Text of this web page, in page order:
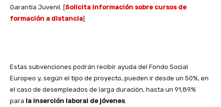
Garantía Juvenil. [Solicita información sobre cursos de
formación a distancia]
Estas subvenciones podrán recibir ayuda del Fondo Social
Europeo y, según el tipo de proyecto, pueden ir desde un 50%, en
el caso de desempleados de larga duración, hasta un 91,89%
para la inserción laboral de jóvenes.